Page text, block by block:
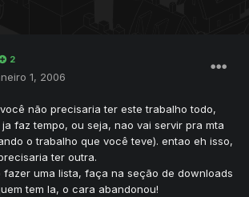
2
1, 2006
não precisaria ter este trabalho todo,
faz tempo, ou seja, nao vai servir pra mta
o trabalho que você teve). entao eh isso,
ter outra.
uma lista, faça na seção de downloads
tem la, o cara abandonou!